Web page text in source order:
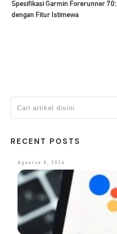
Spesifikasi Garmin Forerunner
dengan Fitur Istimewa
RECENT POSTS
Agustus 8, 2026